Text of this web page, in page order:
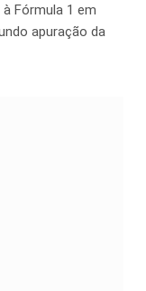
Fórmula 1 em
apuração da